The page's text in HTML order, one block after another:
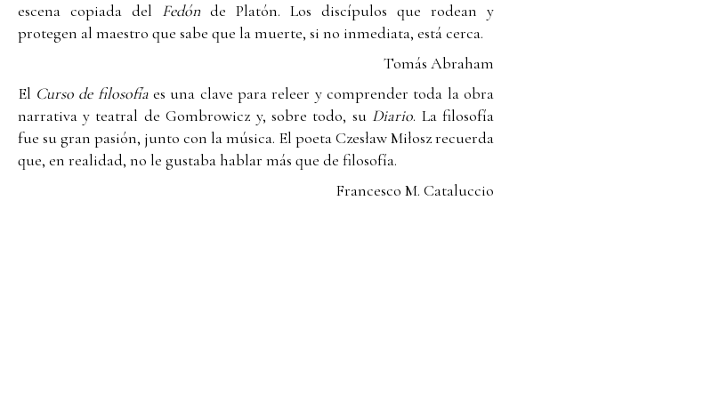
escena copiada del Fedónde Platón. Los discípulos que rodean y
protegen al maestro que sabe que la muerte, si no inmediata, está cerca.
Tomás Abraham
El Curso de filosofíaes una clave para releer y comprender toda la obra
narrativa y teatral de Gombrowicz y, sobre todo, su Diario. La filosofía
fue su gran pasión, junto con la música. El poeta Czesław Miłosz recuerda
que, en realidad, no le gustaba hablar más que de filosofía.
Francesco M. Cataluccio